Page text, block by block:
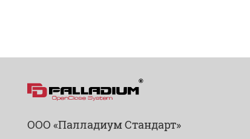
ООО «Палладиум Стандарт»